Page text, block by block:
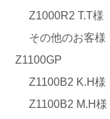
Z1000R2 T.T様
その他のお客様
Z1100GP
Z1100B2 K.H様
Z1100B2 M.H様